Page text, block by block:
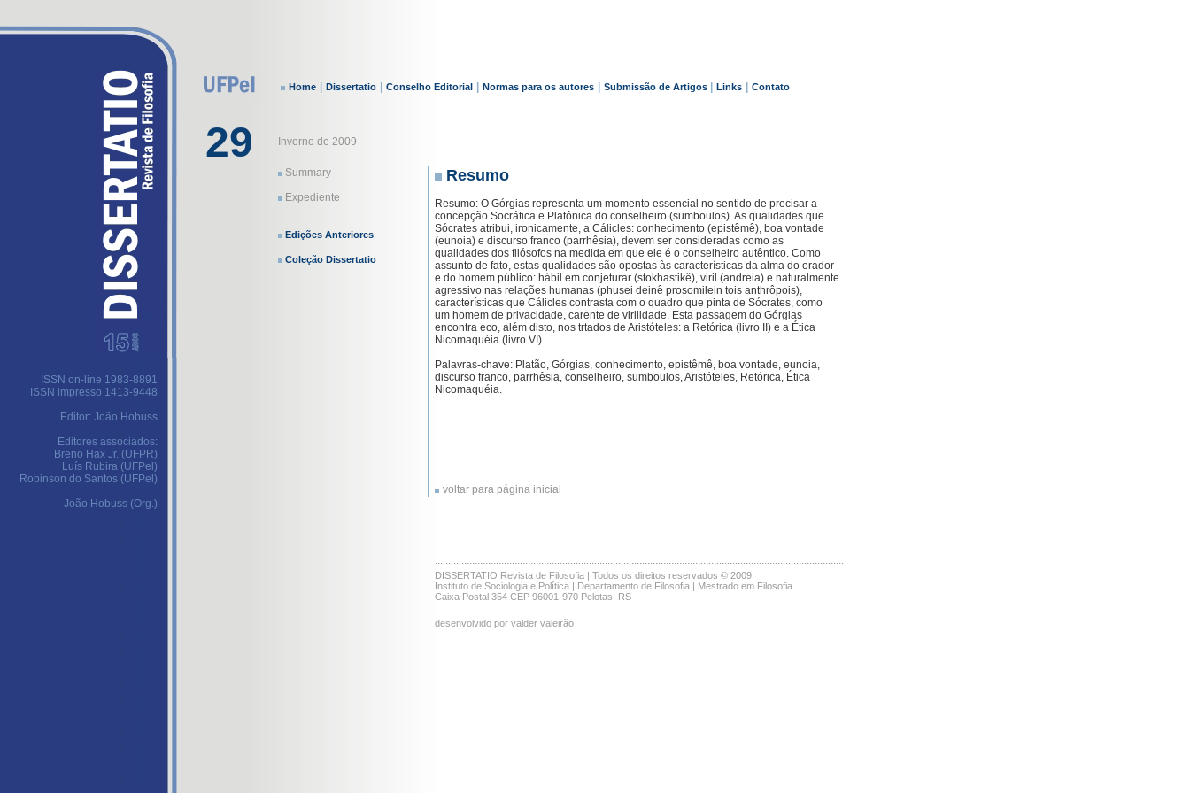
ISSN on-line 1983-8891
ISSN impresso 1413-9448
Editor: João Hobuss
Editores associados:
Breno Hax Jr. (UFPR)
Luís Rubira (UFPel)
Robinson do Santos (UFPel)
João Hobuss (Org.)
Home Dissertatio Conselho Editorial Normas para os autores Submissão de Artigos Links Contato
29 Inverno de 2009
Summary
Expediente
Edições Anteriores
Coleção Dissertatio
Resumo
Resumo: O Górgias representa um momento essencial no sentido de precisar a
concepção Socrática e Platônica do conselheiro (sumboulos). As qualidades que
Sócrates atribui, ironicamente, a Cálicles: conhecimento (epistêmê), boa vontade
(eunoia) e discurso franco (parrhêsia), devem ser consideradas como as
qualidades dos filósofos na medida em que ele é o conselheiro autêntico. Como
assunto de fato, estas qualidades são opostas às características da alma do orador
e do homem público: hábil em conjeturar (stokhastikê), viril (andreia) e naturalmente
agressivo nas relações humanas (phusei deinê prosomilein tois anthrôpois),
características que Cálicles contrasta com o quadro que pinta de Sócrates, como
um homem de privacidade, carente de virilidade. Esta passagem do Górgias
encontra eco, além disto, nos trtados de Aristóteles: a Retórica (livro II) e a Ética
Nicomaquéia (livro VI).
Palavras-chave: Platão, Górgias, conhecimento, epistêmê, boa vontade, eunoia,
discurso franco, parrhêsia, conselheiro, sumboulos, Aristóteles, Retórica, Ética
Nicomaquéia.
voltar para página inicial
..........................................................................................................................................................
DISSERTATIO Revista de Filosofia | Todos os direitos reservados © 2009
Instituto de Sociologia e Política | Departamento de Filosofia | Mestrado em Filosofia
Caixa Postal 354 CEP 96001-970 Pelotas, RS
desenvolvido por valder valeirão